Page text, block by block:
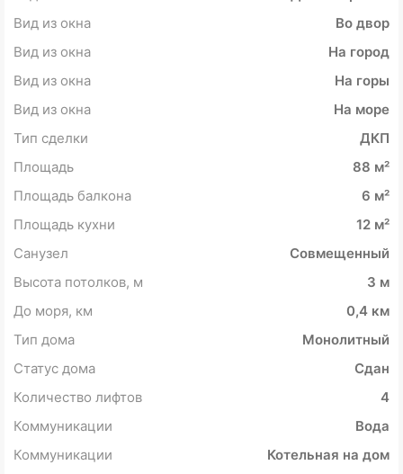
Вид из окна
Во двор
Вид из окна
На город
Вид из окна
На горы
Вид из окна
На море
Тип сделки
ДКП
Площадь
88 м²
Площадь балкона
6 м²
Площадь кухни
12 м²
Санузел
Совмещенный
Высота потолков, м
3 м
До моря, км
0,4 км
Тип дома
Монолитный
Статус дома
Сдан
Количество лифтов
4
Коммуникации
Вода
Коммуникации
Котельная на дом